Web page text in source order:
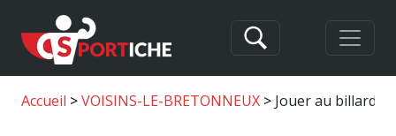
Accueil VOISINS-LE-BRETONNEUX Jouer au billard à